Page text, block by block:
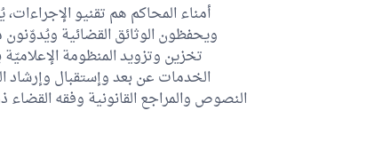
أمناء المحاكم هم تقنيو
ويحفظون الوثائق القضائية
تخزين وتزويد المنظومة
الخدمات عن بعد وإستقبال وإرشاد
النصوص والمراجع القانونية وفقه القضاء